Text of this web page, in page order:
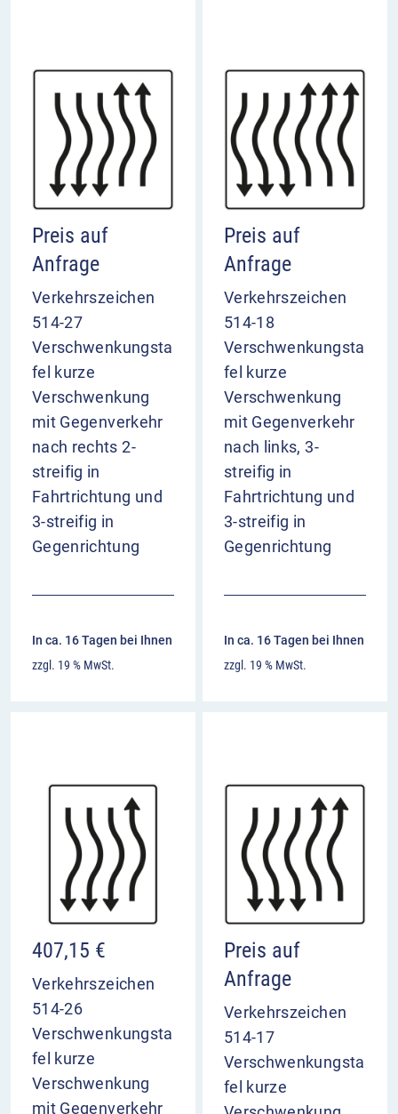
Preis auf
Anfrage
Verkehrszeichen
514-27
Verschwenkungsta
fel kurze
Verschwenkung
mit Gegenverkehr
nach rechts 2-
streifig in
Fahrtrichtung und
3-streifig in
Gegenrichtung
In ca. 16 Tagen bei Ihnen
zzgl. 19 % MwSt.
Preis auf
Anfrage
Verkehrszeichen
514-18
Verschwenkungsta
fel kurze
Verschwenkung
mit Gegenverkehr
nach links, 3-
streifig in
Fahrtrichtung und
3-streifig in
Gegenrichtung
In ca. 16 Tagen bei Ihnen
zzgl. 19 % MwSt.
407,15 €
Verkehrszeichen
514-26
Verschwenkungsta
fel kurze
Verschwenkung
mit Gegenverkehr
Preis auf
Anfrage
Verkehrszeichen
514-17
Verschwenkungsta
fel kurze